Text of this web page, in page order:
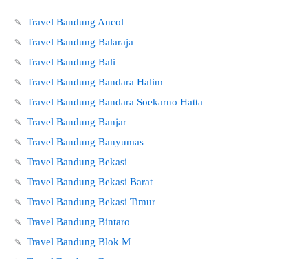
🍡 Travel Bandung Ancol
🍡 Travel Bandung Balaraja
🍡 Travel Bandung Bali
🍡 Travel Bandung Bandara Halim
🍡 Travel Bandung Bandara Soekarno Hatta
🍡 Travel Bandung Banjar
🍡 Travel Bandung Banyumas
🍡 Travel Bandung Bekasi
🍡 Travel Bandung Bekasi Barat
🍡 Travel Bandung Bekasi Timur
🍡 Travel Bandung Bintaro
🍡 Travel Bandung Blok M